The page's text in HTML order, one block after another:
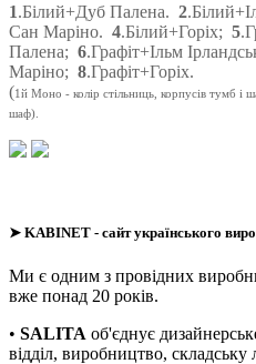
1.Білий+Дуб Палена. 2
Сан Маріно. 4.Білий+Горіх; 5
Палена; 6.Графіт+Ільм
Маріно; 8.Графіт+Горіх.
(1й Моно - колір стільниць, корпусів тумб і
шаф).
➤ KABINET - сайт українського
Ми є одним з провідних
вже понад 20 років.
• SALITA об'єднує
відділ, виробництво,